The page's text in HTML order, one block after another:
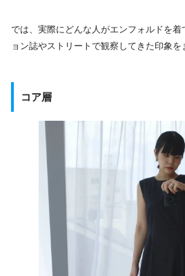
では、実際にどんな人がエンフォルドを
ョン誌やストリートで観察してきた印象を
コア層